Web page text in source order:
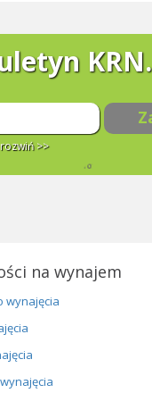
rozwiń >>
na wynajem
wynajęcia